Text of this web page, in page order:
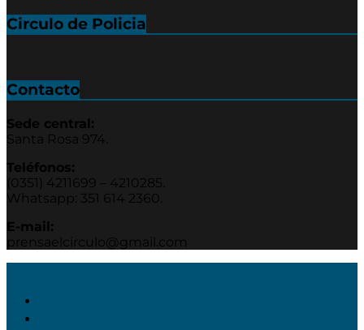
Circulo de Policia
Contacto
Sede central:
Santa Rosa 974.
Teléfonos:
(0351) 4211699 – 4210285.
Whatsapp: 351 614 2360.
E-mail:
prensaelcirculo@gmail.com